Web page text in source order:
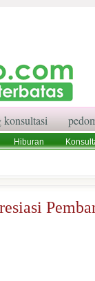
konsultasi
Hiburan